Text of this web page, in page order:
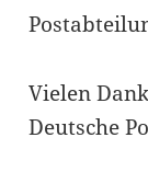
Vielen
Deutsche